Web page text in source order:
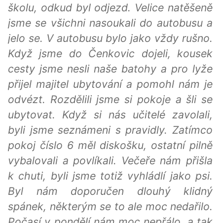
školu, odkud byl odjezd. Velice natěšeně
jsme se všichni nasoukali do autobusu a
jelo se. V autobusu bylo jako vždy rušno.
Když jsme do Čenkovic dojeli, kousek
cesty jsme nesli naše batohy a pro lyže
přijel majitel ubytování a pomohl nám je
odvézt. Rozdělili jsme si pokoje a šli se
ubytovat. Když si nás učitelé zavolali,
byli jsme seznámeni s pravidly. Zatímco
pokoj číslo 6 měl diskošku, ostatní pilně
vybalovali a povlíkali. Večeře nám přišla
k chuti, byli jsme totiž vyhládlí jako psi.
Byl nám doporučen dlouhý klidný
spánek, některým se to ale moc nedařilo.